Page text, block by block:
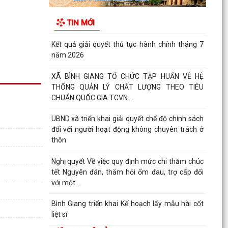
TIN MỚI
Về việc công khai danh mục thủ tục hành chính
chức...
Kết quả giải quyết thủ tục hành chính tháng 7
năm 2026
XÃ BÌNH GIANG TỔ CHỨC TẬP HUẤN VỀ HỆ
THỐNG QUẢN LÝ CHẤT LƯỢNG THEO TIÊU
CHUẨN QUỐC GIA TCVN...
UBND xã triển khai giải quyết chế độ chính sách
đối với người hoạt động không chuyên trách ở
thôn
Nghị quyết Về việc quy định mức chi thăm chúc
tết Nguyên đán, thăm hỏi ốm đau, trợ cấp đối
với một...
Bình Giang triển khai Kế hoạch lấy mẫu hài cốt
liệt sĩ